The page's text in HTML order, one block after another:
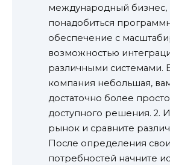
международный
понадобиться
обеспечение с
возможностью
различными системами.
компания небольшая,
достаточно более
доступного решения. 2.
рынок и сравните
После определения
потребностей начните